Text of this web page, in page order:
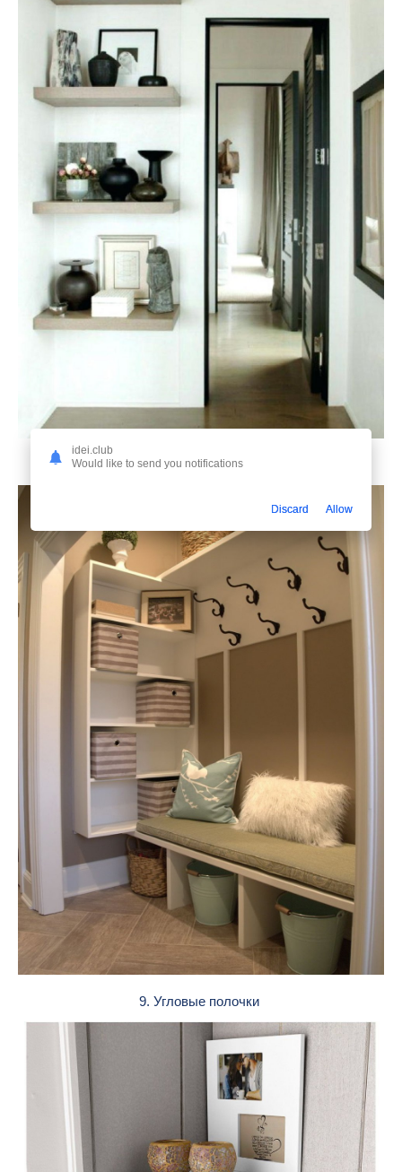
8. Прихожая с открытыми полками
9. Угловые полочки
idei.club
Would like to send you notifications
Discard Allow